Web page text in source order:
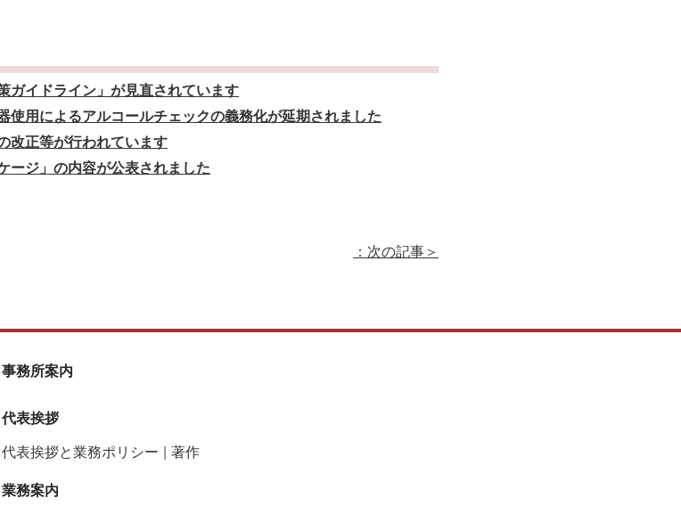
ガイドライン」が見直されています
使用によるアルコールチェックの義務化が延期されました
改正等が行われています
ージ」の内容が公表されました
：次の記事＞
事務所案内
代表挨拶
代表挨拶と業務ポリシー 著作
業務案内